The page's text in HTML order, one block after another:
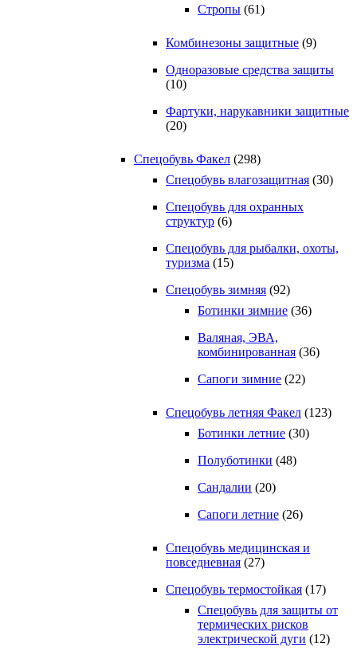
Стропы (61)
Комбинезоны защитные (9)
Одноразовые средства защиты
(10)
Фартуки, нарукавники защитные
(20)
Спецобувь Факел (298)
Спецобувь влагозащитная (30)
Спецобувь для охранных
структур (6)
Спецобувь для рыбалки, охоты,
туризма (15)
Спецобувь зимняя (92)
Ботинки зимние (36)
Валяная, ЭВА,
комбинированная (36)
Сапоги зимние (22)
Спецобувь летняя Факел (123)
Ботинки летние (30)
Полуботинки (48)
Сандалии (20)
Сапоги летние (26)
Спецобувь медицинская и
повседневная (27)
Спецобувь термостойкая (17)
Спецобувь для защиты от
термических рисков
электрической дуги (12)